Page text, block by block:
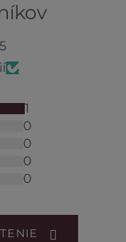
1
0
0
0
0